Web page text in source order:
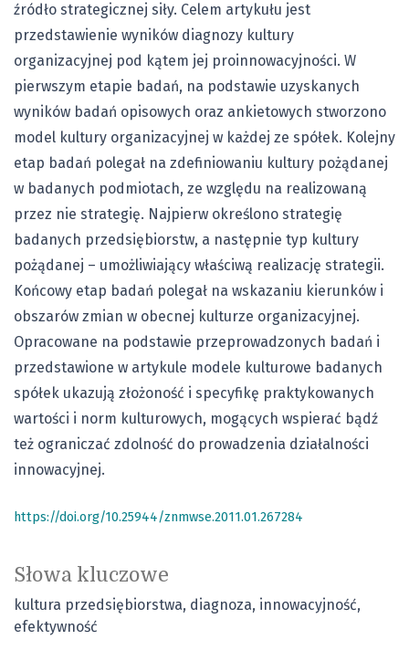
Słowa kluczowe
kultura przedsiębiorstwa diagnoza innowacyjność
efektywność
źródło strategicznej siły. Celem artykułu jest
przedstawienie wyników diagnozy kultury
organizacyjnej pod kątem jej proinnowacyjności. W
pierwszym etapie badań, na podstawie uzyskanych
wyników badań opisowych oraz ankietowych stworzono
model kultury organizacyjnej w każdej ze spółek. Kolejny
etap badań polegał na zdefiniowaniu kultury pożądanej
w badanych podmiotach, ze względu na realizowaną
przez nie strategię. Najpierw określono strategię
badanych przedsiębiorstw, a następnie typ kultury
pożądanej – umożliwiający właściwą realizację strategii.
Końcowy etap badań polegał na wskazaniu kierunków i
obszarów zmian w obecnej kulturze organizacyjnej.
Opracowane na podstawie przeprowadzonych badań i
przedstawione w artykule modele kulturowe badanych
spółek ukazują złożoność i specyfikę praktykowanych
wartości i norm kulturowych, mogących wspierać bądź
też ograniczać zdolność do prowadzenia działalności
innowacyjnej.
https://doi.org/10.25944/znmwse.2011.01.267284